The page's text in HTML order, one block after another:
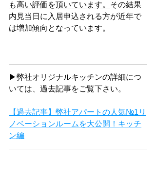
も高い評価を頂いています。 その結果
内見当日に入居申込される方が近年で
は増加傾向となっています。
▶弊社オリジナルキッチンの詳細につ
いては、過去記事をご覧下さい。
【過去記事】弊社アパートの人気№1リ
ノベーションルームを大公開！キッチ
ン編